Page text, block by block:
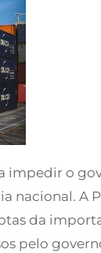
impedir o
nacional. A
da
pelo